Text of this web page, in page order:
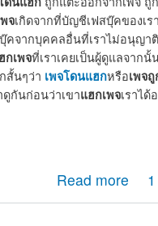
จเกิดจากที่บัญชีเฟสบุ๊คของเรา
คจากบุคคลอื่นที่เราไม่อนุญา
กเพจที่เราเคยเป็นผู้ดูแลจากนั้
สั้นๆว่า เพจโดนแฮกหรือเพจ
กันก่อนว่าเขาแฮกเพจเราได้
Read more
แฮก โดนแฮก ถูกยึดเพจ
เ